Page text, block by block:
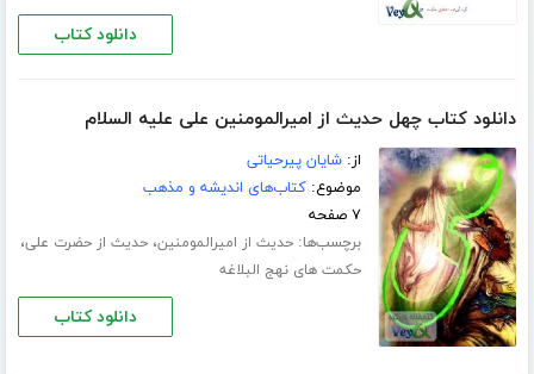
دانلود کتاب
دانلود کتاب چهل حدیث از امیرالمومنین علی علیه السلام
از:شایان پیرحیاتی
موضوع:کتاب‌های اندیشه و مذهب
۷ صفحه
برچسب‌ها:حدیث از امیرالمومنین،حدیث از حضرت علی،
حکمت های نهج البلاغه
دانلود کتاب